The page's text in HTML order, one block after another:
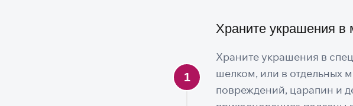
Храните украшения в
Храните украшения в
шелком, или в отдельных
повреждений, царапин и